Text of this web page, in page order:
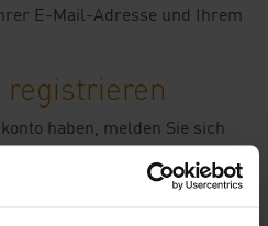
E-Mail-Adresse und Ihrem
haben, melden Sie sich
Wiederverkäufer: Bestellungen